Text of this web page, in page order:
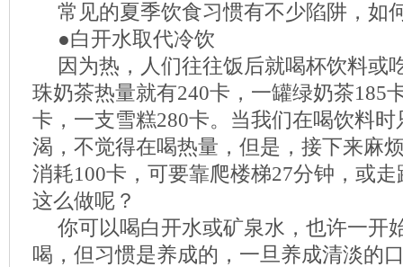
常见的夏季饮食习惯有不少陷阱，如
●白开水取代冷饮
因为热，人们往往饭后就喝杯饮料或
珠奶茶热量就有240卡，一罐绿奶茶185
卡，一支雪糕280卡。当我们在喝饮料
渴，不觉得在喝热量，但是，接下来麻
消耗100卡，可要靠爬楼梯27分钟，或
这么做呢？
你可以喝白开水或矿泉水，也许一开
喝，但习惯是养成的，一旦养成清淡的